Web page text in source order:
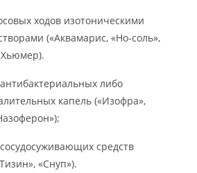
ходов изотоническими
(«Аквамарис, «Но-соль»,
либо
капель («Изофра»,
средств
«Снуп»).